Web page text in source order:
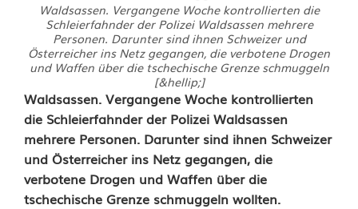
Waldsassen. Vergangene Woche kontrollierten die
Schleierfahnder der Polizei Waldsassen mehrere
Personen. Darunter sind ihnen Schweizer und
Österreicher ins Netz gegangen, die verbotene Drogen
und Waffen über die tschechische Grenze schmuggeln
[&hellip;]
W
ü
r
g
Waldsassen. Vergangene Woche kontrollierten
die Schleierfahnder der Polizei Waldsassen
mehrere Personen. Darunter sind ihnen Schweizer
und Österreicher ins Netz gegangen, die
verbotene Drogen und Waffen über die
tschechische Grenze schmuggeln wollten.